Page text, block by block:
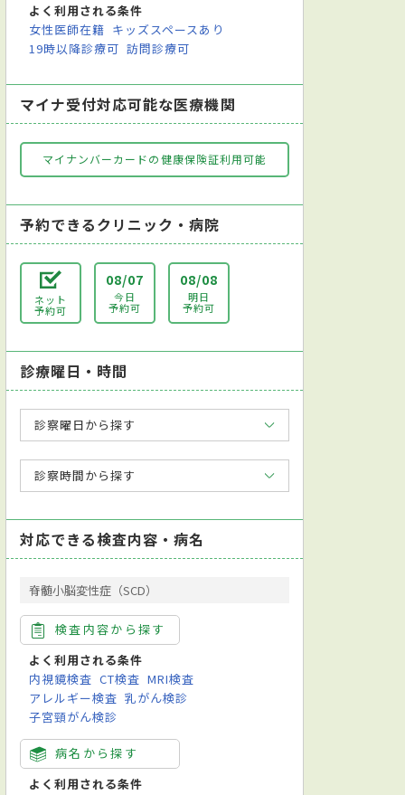
よく利用される条件
女性医師在籍 キッズスペースあり
19時以降診療可 訪問診療可
マイナ受付対応可能な医療機関
マイナンバーカードの健康保険証利用可能
予約できるクリニック・病院
ネット
予約可
08/07
今日
予約可
08/08
明日
予約可
診療曜日・時間
診察曜日から探す
診察時間から探す
対応できる検査内容・病名
脊髄小脳変性症（SCD）
検査内容から探す
よく利用される条件
内視鏡検査 CT検査 MRI検査
アレルギー検査 乳がん検診
子宮頸がん検診
病名から探す
よく利用される条件